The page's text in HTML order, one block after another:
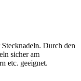
Durch den
sicher am
etc. geeignet.